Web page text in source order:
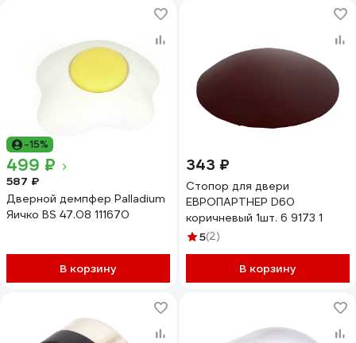
-15%
499 ₽
587 ₽
Дверной демпфер Palladium
Яичко BS 47.08 111670
В корзину
343 ₽
Стопор для двери
ЕВРОПАРТНЕР D60
коричневый 1шт. 6 9173 1
5(2)
В корзину